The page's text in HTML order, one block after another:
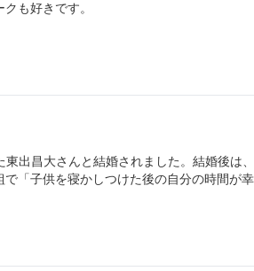
も好きです。
出昌大さんと結婚されました。結婚後は
「子供を寝かしつけた後の自分の時間が